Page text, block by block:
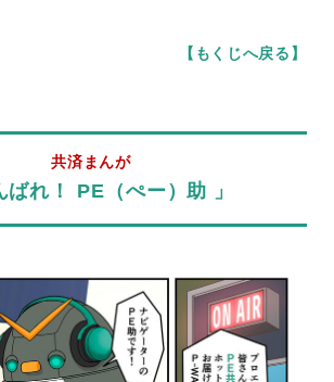
【もくじへ戻る】
共済まんが
ばれ！ PE（ぺー）助 」